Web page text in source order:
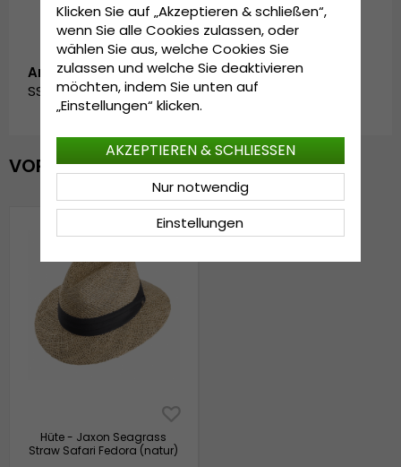
Artikelnummer:
SS_126063.natural-1
VOR KURZEM ANGESEHEN
Hüte - Jaxon Seagrass
Straw Safari Fedora (natur)
Klicken Sie auf „Akzeptieren & schließen“,
wenn Sie alle Cookies zulassen, oder
wählen Sie aus, welche Cookies Sie
zulassen und welche Sie deaktivieren
möchten, indem Sie unten auf
„Einstellungen“ klicken.
Einstellungen
Nur notwendig
AKZEPTIEREN & SCHLIESSEN